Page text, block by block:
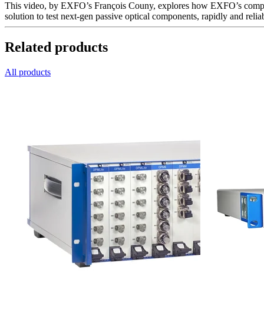
This video, by EXFO’s François Couny, explores how EXFO’s
solution to test next-gen passive optical components, rapidly and
Related products
All products